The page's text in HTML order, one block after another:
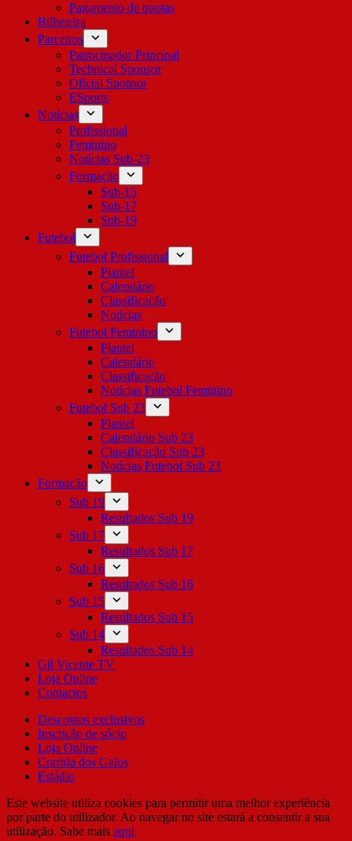
Pagamento de quotas
Bilheteira
Parceiros
Patrocinador Principal
Technical Sponsor
Oficial Sponsor
ESports
Notícias
Profissional
Feminino
Notícias Sub-23
Formação
Sub-15
Sub-17
Sub-19
Futebol
Futebol Profissional
Plantel
Calendário
Classificação
Notícias
Futebol Feminino
Plantel
Calendário
Classificação
Notícias Futebol Feminino
Futebol Sub 23
Plantel
Calendário Sub 23
Classificação Sub 23
Notícias Futebol Sub 23
Formação
Sub 19
Resultados Sub 19
Sub 17
Resultados Sub 17
Sub 16
Resultados Sub 16
Sub 15
Resultados Sub 15
Sub 14
Resultados Sub 14
Gil Vicente TV
Loja Online
Contactos
Descontos exclusivos
Inscrição de sócio
Loja Online
Corrida dos Galos
Estádio
Este website utiliza cookies para permitir uma melhor experiência
por parte do utilizador. Ao navegar no site estará a consentir a sua
utilização. Sabe mais aqui.